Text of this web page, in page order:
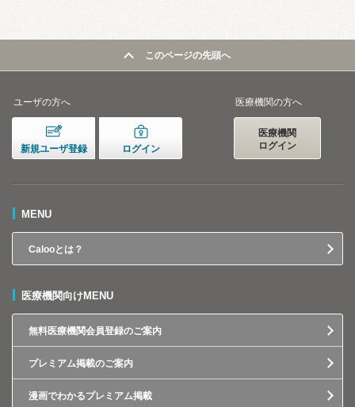
このページの先頭へ
ユーザの方へ
新規ユーザ登録 ログイン
医療機関の方へ
医療機関
ログイン
MENU
Calooとは？
医療機関向けMENU
無料医療機関会員登録のご案内
プレミアム掲載のご案内
漫画でわかるプレミアム掲載